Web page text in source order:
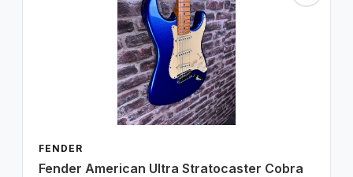
FENDER
Fender American Ultra Stratocaster Cobra